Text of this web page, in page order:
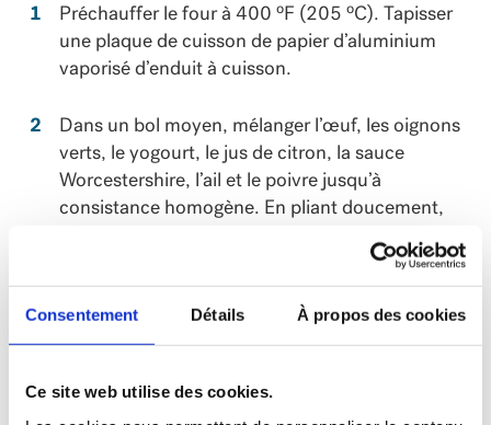
Consentement Détails À propos des cookies
Ce site web utilise des cookies.
Préchauffer le four à 400 oF (205 oC). Tapisser
une plaque de cuisson de papier d’aluminium
vaporisé d’enduit à cuisson.
Dans un bol moyen, mélanger l’œuf, les oignons
verts, le yogourt, le jus de citron, la sauce
Worcestershire, l’ail et le poivre jusqu’à
consistance homogène. En pliant doucement,
et le crabe, ¼ de tasse (60 ml) de chapelure et
1 c. à table (15 ml) de persil.
Badigeonner d’huile l’extérieur de chacun des
plaque de cuisson. Remplir chacun des